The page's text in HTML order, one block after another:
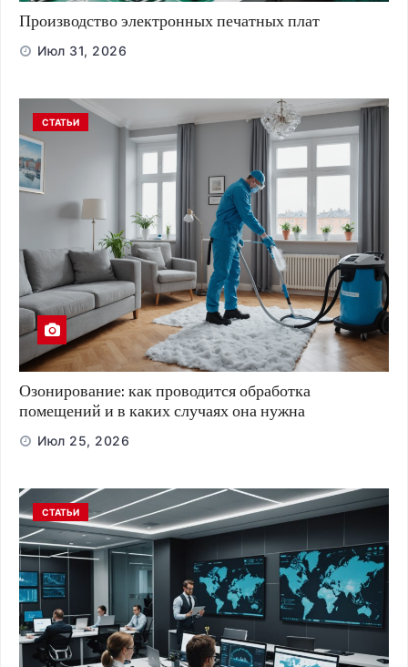
Производство электронных печатных плат
Июл 31, 2026
СТАТЬИ
Озонирование: как проводится обработка
помещений и в каких случаях она нужна
Июл 25, 2026
СТАТЬИ